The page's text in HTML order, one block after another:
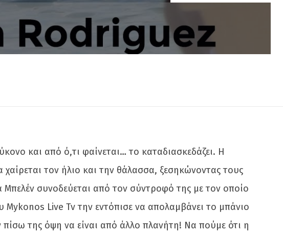
και από ό,τι φαίνεται… το καταδιασκεδάζει. Η
χαίρεται τον ήλιο και την θάλασσα, ξεσηκώνοντας τους
συνοδεύεται από τον σύντροφό της με τον οποίο
Live Tv την εντόπισε να απολαμβάνει το μπάνιο
πίσω της όψη να είναι από άλλο πλανήτη! Να πούμε ότι η